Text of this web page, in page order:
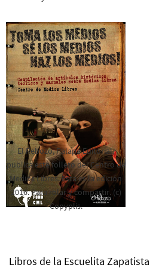
El Rebozo, Palapa Editorial,
publica este folleto del Centro de
Medios Libres. Esta es la edición
2016. Para rolar y compartir. (c)
Copyplis.
Libros de la Escuelita Zapatista